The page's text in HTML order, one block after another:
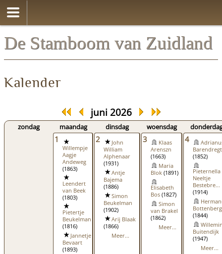
De Stamboom van Zuidland
Kalender
juni 2026
zondag maandag dinsdag woensdag
1
Willempje
Aagje
Andeweg
(1863)
Leendert
van Beek
(1803)
Pietertje
Beukelman
(1816)
Jannetje
Bevaart
(1893)
2
John
William
Alphenaar
(1931)
Antje
Bajema
(1886)
Simon
Beukelman
(1902)
Arij Blaak
(1866)
Meer...
3
Klaas
Arenszn
(1663)
Maria
Blok (1891)
Elisabeth
Bos (1827)
Simon
van Brakel
(1862)
Meer...
4
Barendregt
(1852)
Pieternella
Neeltje
Bestebre...
(1914)
Bottenberg
(1844)
Buitendijk
(1947)
Meer...